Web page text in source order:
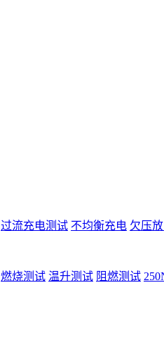
过流充电测试 不均衡充电 欠压
燃烧测试 温升测试 阻燃测试